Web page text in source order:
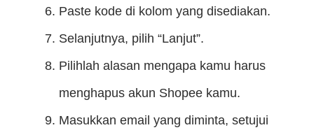
Paste kode di kolom yang disediakan.
Selanjutnya, pilih “Lanjut”.
Pilihlah alasan mengapa kamu harus
menghapus akun Shopee kamu.
Masukkan email yang diminta, setujui